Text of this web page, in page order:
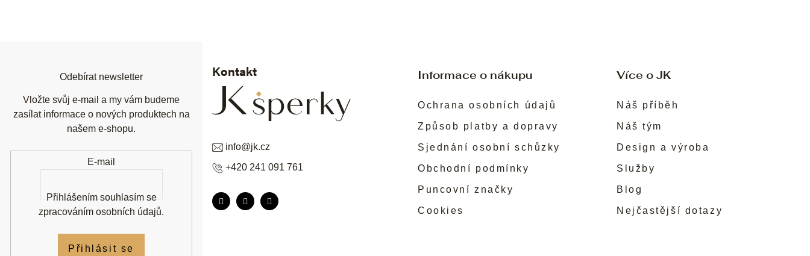
Informace o nákupu
Ochrana osobních údajů
Způsob platby a dopravy
Sjednání osobní schůzky
Obchodní podmínky
Puncovní značky
Cookies
Více o JK
Náš příběh
Náš tým
Design a výroba
Služby
Blog
Nejčastější dotazy
Kontakt
info@jk.cz
+420 241 091 761
Odebírat newsletter
Vložte svůj e-mail a my vám budeme
zasílat informace o nových produktech na
našem e-shopu.
E-mail
Přihlášením souhlasím se
zpracováním osobních údajů.
Přihlásit se